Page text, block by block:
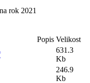
rok 2021
Popis Velikost
631.3
Kb
246.9
Kb